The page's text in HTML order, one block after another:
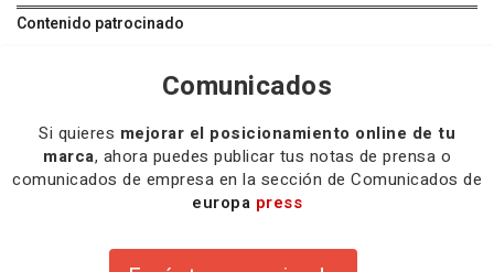
Contenido patrocinado
Comunicados
Si quieres mejorar el posicionamiento online de tu
marca, ahora puedes publicar tus notas de prensa o
comunicados de empresa en la sección de Comunicados de
europa press